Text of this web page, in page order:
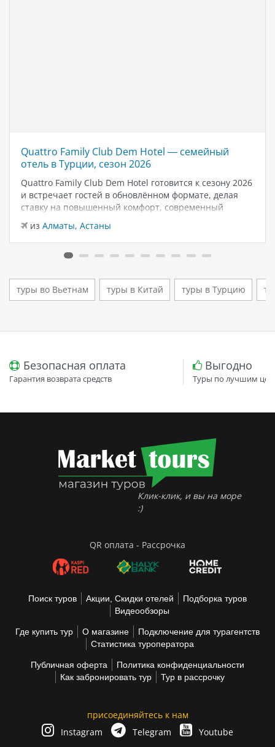
Quattro Family Club Dem Hotel — семейный
отель в Турции, сезон 2026
Quattro Family Club Dem Hotel готовится к сезону 2026
и встречает гостей в обновлённом формате, делая
ставку на повышенный комфорт, современный
моря. Отель остаётся популярным выбором для тех,
кто ищет семейный отель в…
из Алматы, Астаны
туры во Вьетнам туры в Китай туры в Турцию
Безопасная оплата
Гарантия возврата средств
Выгодно
Туры по лучшим
Клик-клик, и вы на море
:)
QR оплата - Рассрочка
Поиск туров Акции, Скидки отелей
Подборка туров
Видеообзоры
Где купить тур О магазине
Подключение для турагентств
Статистика туроператора
Публичная оферта
Политика конфиденциальности
Как забронировать тур
Тур в рассрочку
присоединяйтесь к нам
Instagram
Telegram Youtube